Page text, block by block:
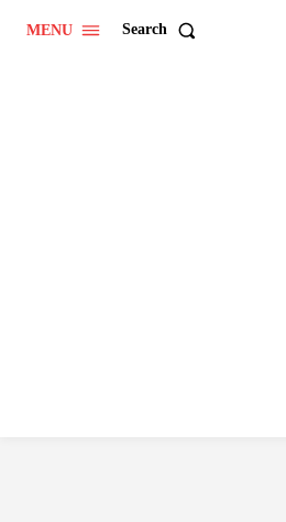
MENU Search